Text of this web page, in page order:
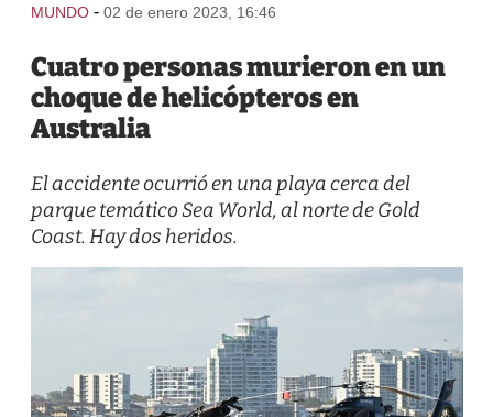
MUNDO - 02 de enero 2023, 16:46
Cuatro personas murieron en un
choque de helicópteros en
Australia
El accidente ocurrió en una playa cerca del
parque temático Sea World, al norte de Gold
Coast. Hay dos heridos.